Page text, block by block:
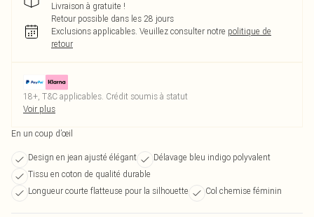
Livraison à gratuite !
Retour possible dans les 28 jours
Exclusions applicables. Veuillez consulter notre politique de
retour
18+, T&C applicables. Crédit soumis à statut
Voir plus
En un coup d’œil
Design en jean ajusté élégant
Délavage bleu indigo polyvalent
Tissu en coton de qualité durable
Longueur courte flatteuse pour la silhouette
Col chemise féminin